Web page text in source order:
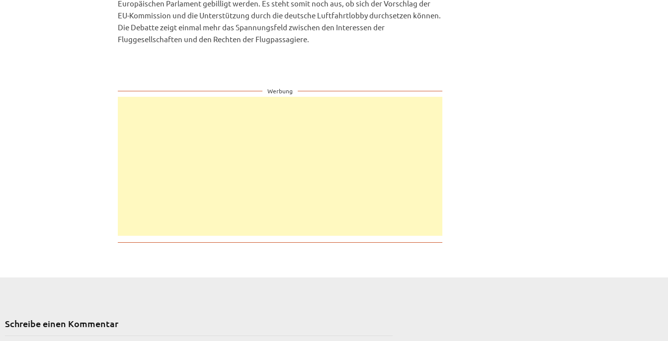
Europäischen Parlament gebilligt werden. Es steht somit noch aus, ob sich der Vorschlag der
EU-Kommission und die Unterstützung durch die deutsche Luftfahrtlobby durchsetzen können.
Die Debatte zeigt einmal mehr das Spannungsfeld zwischen den Interessen der
Fluggesellschaften und den Rechten der Flugpassagiere.
Werbung
Schreibe einen Kommentar